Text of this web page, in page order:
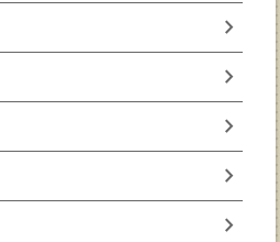
chevron_right
chevron_right
chevron_right
chevron_right
chevron_right